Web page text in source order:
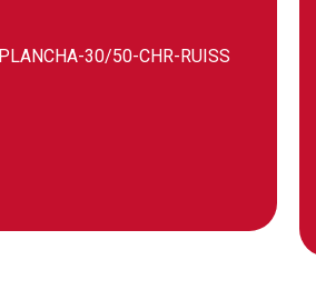
30/50-CHR-RUISS